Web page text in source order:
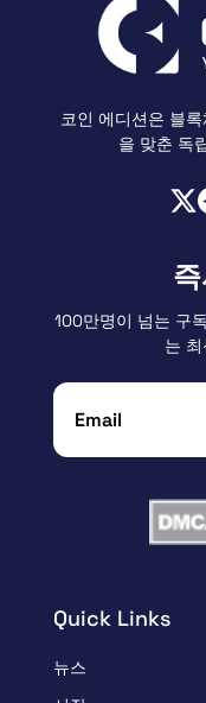
코인 에디션은 블
을 맞춘 독
Quick Links
뉴스
100만명이 넘는 구
는